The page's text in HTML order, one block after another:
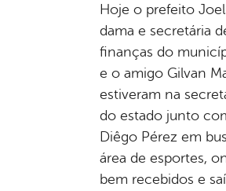
Hoje o prefeito
dama e secretária
finanças do
e o amigo Gilvan
estiveram na
do estado junto
Diêgo Pérez em
área de esportes,
bem recebidos e